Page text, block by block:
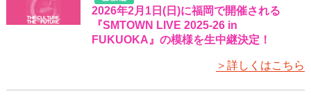
2026年2月1日(日)に福岡で開催される
『SMTOWN LIVE 2025-26 in
FUKUOKA』の模様を生中継決定！
＞詳しくはこちら